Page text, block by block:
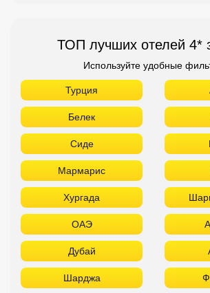
ТОП лучших отелей 4*
Используйте удобные
Турция
Белек
Сиде
Мармарис
Хургада
ОАЭ
Дубай
Шарджа